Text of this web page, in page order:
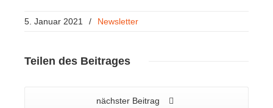
5. Januar 2021 / Newsletter
Teilen des Beitrages
nächster Beitrag